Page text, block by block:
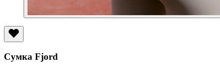
Сумка Fjord